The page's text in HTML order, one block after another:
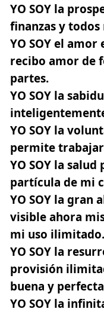
YO SOY la
finanzas y todos
YO SOY el
recibo amor de
partes.
YO SOY la
YO SOY la
permite
YO SOY la
partícula de mi
YO SOY la gran
visible ahora
mi uso ilimitado.
YO SOY la
provisión
buena y
YO SOY la